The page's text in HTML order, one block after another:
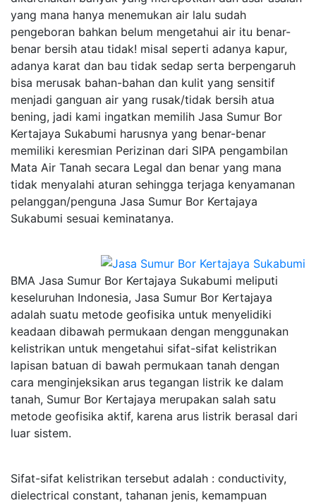
yang mana hanya menemukan air lalu sudah
pengeboran bahkan belum mengetahui air itu benar-
benar bersih atau tidak! misal seperti adanya kapur,
adanya karat dan bau tidak sedap serta berpengaruh
bisa merusak bahan-bahan dan kulit yang sensitif
menjadi ganguan air yang rusak/tidak bersih atua
bening, jadi kami ingatkan memilih Jasa Sumur Bor
Kertajaya Sukabumi harusnya yang benar-benar
memiliki keresmian Perizinan dari SIPA pengambilan
Mata Air Tanah secara Legal dan benar yang mana
tidak menyalahi aturan sehingga terjaga kenyamanan
pelanggan/penguna Jasa Sumur Bor Kertajaya
Sukabumi sesuai keminatanya.
BMA Jasa Sumur Bor Kertajaya Sukabumi meliputi
keseluruhan Indonesia, Jasa Sumur Bor Kertajaya
adalah suatu metode geofisika untuk menyelidiki
keadaan dibawah permukaan dengan menggunakan
kelistrikan untuk mengetahui sifat-sifat kelistrikan
lapisan batuan di bawah permukaan tanah dengan
cara menginjeksikan arus tegangan listrik ke dalam
tanah, Sumur Bor Kertajaya merupakan salah satu
metode geofisika aktif, karena arus listrik berasal dari
luar sistem.
Sifat-sifat kelistrikan tersebut adalah : conductivity,
dielectrical constant, tahanan jenis, kemampuan